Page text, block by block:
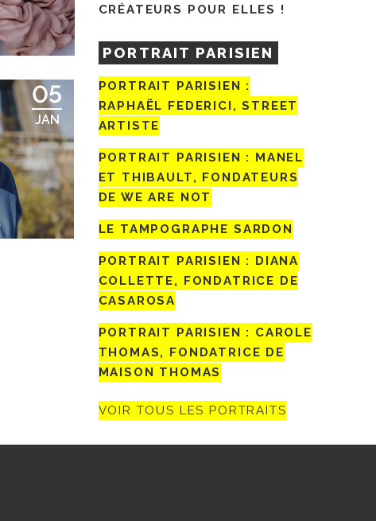
05
JAN
CRÉATEURS POUR ELLES !
PORTRAIT PARISIEN
PORTRAIT PARISIEN :
RAPHAËL FEDERICI, STREET
ARTISTE
PORTRAIT PARISIEN : MANEL
ET THIBAULT, FONDATEURS
DE WE ARE NOT
LE TAMPOGRAPHE SARDON
PORTRAIT PARISIEN : DIANA
COLLETTE, FONDATRICE DE
CASAROSA
PORTRAIT PARISIEN : CAROLE
THOMAS, FONDATRICE DE
MAISON THOMAS
VOIR TOUS LES PORTRAITS